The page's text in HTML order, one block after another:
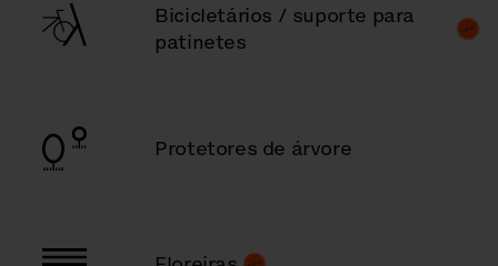
Bicicletários / suporte para
patinetes
Protetores de árvore